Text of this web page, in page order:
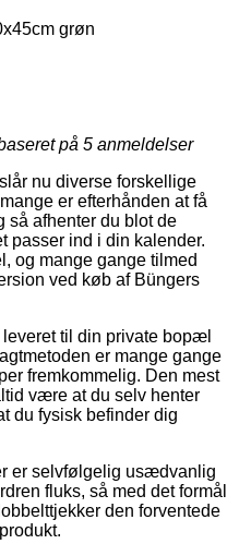
grøn
på 5 anmeldelser
nu diverse forskellige
er efterhånden at få
så afhenter du blot de
passer ind i din kalender.
og mange gange tilmed
ved køb af Büngers
til din private bopæl
er mange gange
fremkommelig. Den mest
være at du selv henter
du fysisk befinder dig
er selvfølgelig usædvanlig
fluks, så med det formål
den forventede